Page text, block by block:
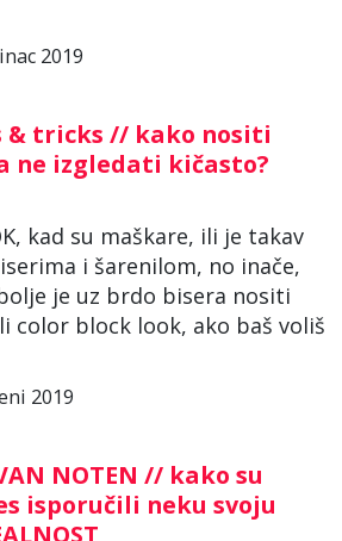
2019
& tricks // kako nositi
a ne izgledati kičasto?
kad su maškare, ili je takav
i šarenilom, no inače,
je uz brdo bisera nositi
color block look, ako baš voliš
2019
NOTEN // kako su
isporučili neku svoju